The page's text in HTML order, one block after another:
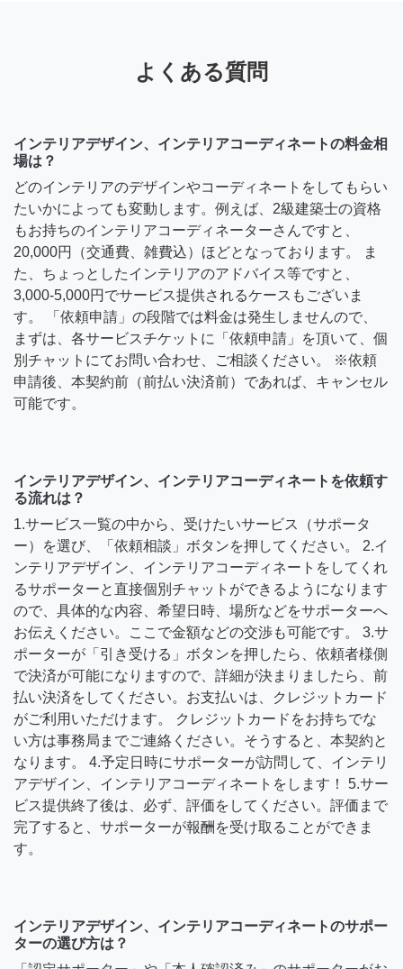
よくある質問
インテリアデザイン、インテリアコーディネートの料金相
場は？
どのインテリアのデザインやコーディネートをしてもらい
たいかによっても変動します。例えば、2級建築士の資格
もお持ちのインテリアコーディネーターさんですと、
20,000円（交通費、雑費込）ほどとなっております。 ま
た、ちょっとしたインテリアのアドバイス等ですと、
3,000-5,000円でサービス提供されるケースもございま
す。 「依頼申請」の段階では料金は発生しませんので、
まずは、各サービスチケットに「依頼申請」を頂いて、個
別チャットにてお問い合わせ、ご相談ください。 ※依頼
申請後、本契約前（前払い決済前）であれば、キャンセル
可能です。
インテリアデザイン、インテリアコーディネートを依頼す
る流れは？
1.サービス一覧の中から、受けたいサービス（サポータ
ー）を選び、「依頼相談」ボタンを押してください。 2.イ
ンテリアデザイン、インテリアコーディネートをしてくれ
るサポーターと直接個別チャットができるようになります
ので、具体的な内容、希望日時、場所などをサポーターへ
お伝えください。ここで金額などの交渉も可能です。 3.サ
ポーターが「引き受ける」ボタンを押したら、依頼者様側
で決済が可能になりますので、詳細が決まりましたら、前
払い決済をしてください。お支払いは、クレジットカード
がご利用いただけます。 クレジットカードをお持ちでな
い方は事務局までご連絡ください。そうすると、本契約と
なります。 4.予定日時にサポーターが訪問して、インテリ
アデザイン、インテリアコーディネートをします！ 5.サー
ビス提供終了後は、必ず、評価をしてください。評価まで
完了すると、サポーターが報酬を受け取ることができま
す。
インテリアデザイン、インテリアコーディネートのサポー
ターの選び方は？